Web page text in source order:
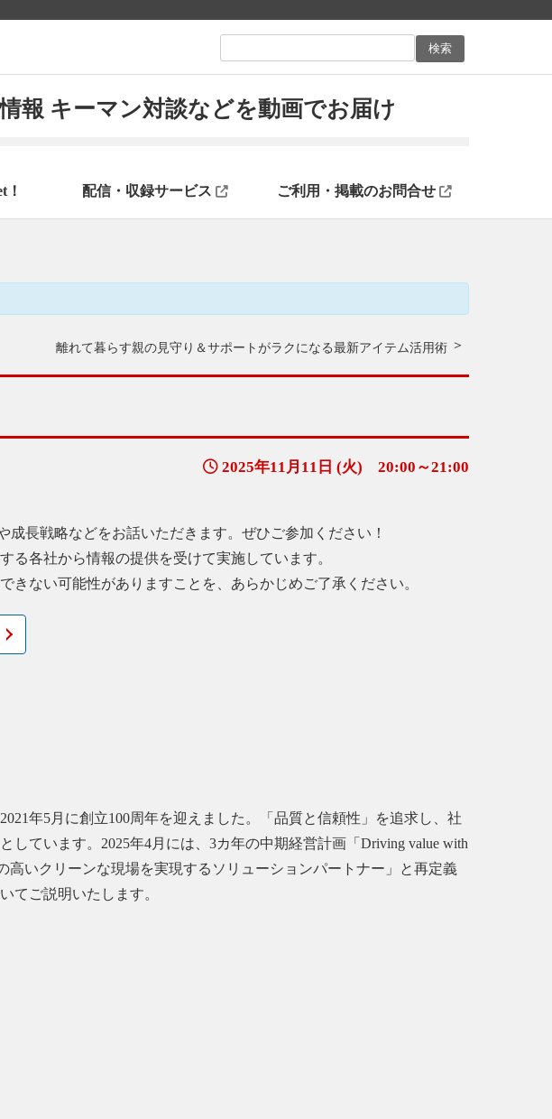
報 キーマン対談などを動画でお届け
！ 配信・収録サービス ご利用・掲載のお問合せ
離れて暮らす親の見守り＆サポートがラクになる最新アイテム活用術
2025年11月11日 (火) 20:00～21:00
長戦略などをお話いただきます。ぜひご参加ください！
各社から情報の提供を受けて実施しています。
ない可能性がありますことを、あらかじめご了承ください。
年5月に創立100周年を迎えました。「品質と信頼性」を追求し、社
ています。2025年4月には、3カ年の中期経営計画「Driving value with
いクリーンな現場を実現するソリューションパートナー」と再定義
てご説明いたします。